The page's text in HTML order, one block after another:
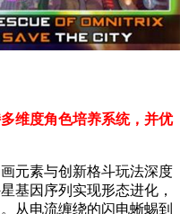
维度角色培养系统，并优
元素与创新格斗玩法深度
基因序列实现形态进化，
从电流缠绕的闪电蜥蜴到